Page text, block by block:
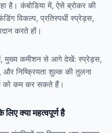
है। कंबोडिया में, ऐसे ब्रोकर की
विकल्प, प्रतिस्पर्धी स्प्रेड्स,
करते हों।
मुख्य कमीशन से आगे देखें: स्प्रेड्स,
और निष्क्रियता शुल्क की तुलना
को कम कर सकते हैं।
लिए क्या महत्वपूर्ण है